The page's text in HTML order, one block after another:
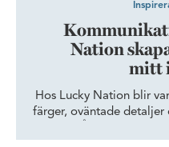
Nation
mitt
Hos Lucky Nation blir
färger, oväntade detaljer